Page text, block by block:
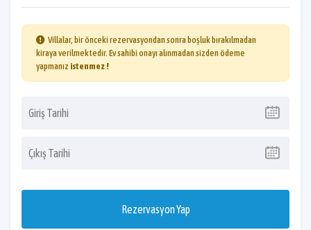
Villalar, bir önceki rezervasyondan sonra boşluk bırakılmadan
kiraya verilmektedir. Ev sahibi onayı alınmadan sizden ödeme
yapmanız istenmez !
Rezervasyon Yap